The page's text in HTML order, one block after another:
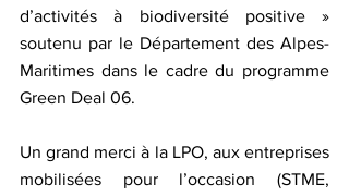
d’activités à biodiversité positive »
soutenu par le Département des Alpes-
Maritimes dans le cadre du programme
Green Deal 06.
Un grand merci à la LPO, aux entreprises
mobilisées pour l’occasion (STME,